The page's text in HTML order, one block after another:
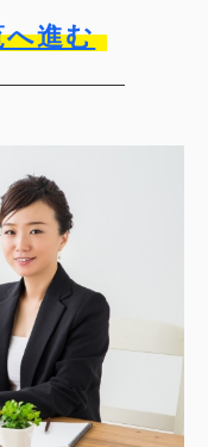
へ進む